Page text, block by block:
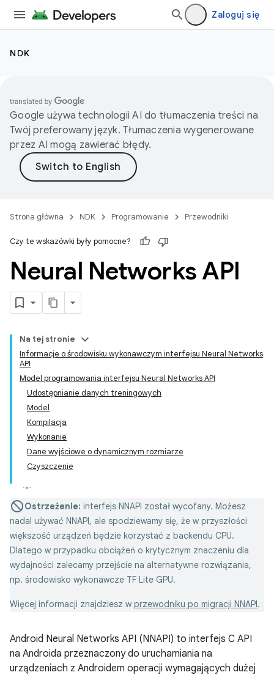
Zaloguj się
NDK
Google używa technologii AI do tłumaczenia treści na
Twój preferowany język. Tłumaczenia wygenerowane
przez AI mogą zawierać błędy.
Strona główna NDK Programowanie Przewodniki
Czy te wskazówki były pomocne?
Neural Networks API
Na tej stronie
Informacje o środowisku wykonawczym interfejsu Neural Networks
API
Model programowania interfejsu Neural Networks API
Udostępnianie danych treningowych
Model
Kompilacja
Wykonanie
Dane wyjściowe o dynamicznym rozmiarze
Czyszczenie
Ostrzeżenie: interfejs NNAPI został wycofany. Możesz
nadal używać NNAPI, ale spodziewamy się, że w przyszłości
większość urządzeń będzie korzystać z backendu CPU.
Dlatego w przypadku obciążeń o krytycznym znaczeniu dla
wydajności zalecamy przejście na alternatywne rozwiązania,
np. środowisko wykonawcze TF Lite GPU.
Więcej informacji znajdziesz w przewodniku po migracji NNAPI.
Android Neural Networks API (NNAPI) to interfejs C API
na Androida przeznaczony do uruchamiania na
urządzeniach z Androidem operacji wymagających dużej